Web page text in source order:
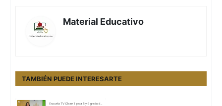
Material Educativo
TAMBIÉN PUEDE INTERESARTE